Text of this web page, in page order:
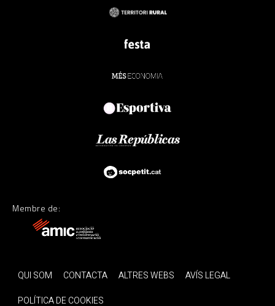
Membre de:
QUI SOM CONTACTA ALTRES WEBS
AVÍS LEGAL
POLÍTICA DE COOKIES